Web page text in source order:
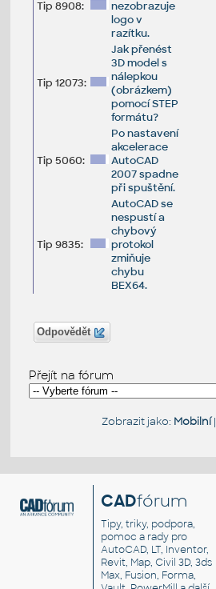
Tip 8908:
nezobrazuje
logo v
razítku.
Tip 12073:
Jak přenést
3D model s
nálepkou
(obrázkem)
pomocí STEP
formátu?
Tip 5060:
Po nastavení
akcelerace
AutoCAD
2007 spadne
při spuštění.
Tip 9835:
AutoCAD se
nespustí a
chybový
protokol
zmiňuje
chybu
BEX64.
Odpovědět
Přejít na fórum
Zobrazit jako: Mobilní|
CADfórum
Tipy, triky, podpora,
pomoc a rady pro
AutoCAD, LT, Inventor,
Revit, Map, Civil 3D, 3ds
Max, Fusion, Forma,